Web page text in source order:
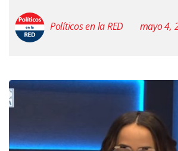
Políticos en la RED mayo 4,